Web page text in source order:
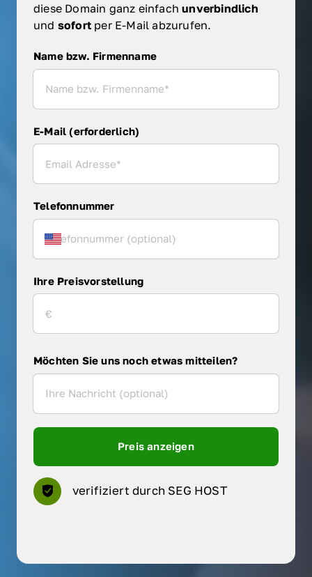
diese Domain ganz einfach
und sofort per E-Mail abzurufen.
Name bzw. Firmenname
Name bzw. Firmenname
E-Mail (erforderlich)
Telefonnummer
Ihre Preisvorstellung
Möchten Sie uns noch etwas mitteilen?
Preis anzeigen
verifiziert durch SEG HOST